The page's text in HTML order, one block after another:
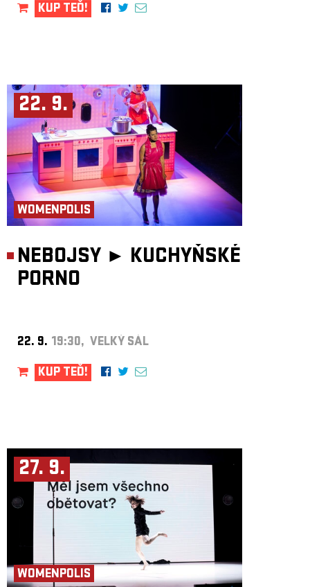
KUP TEĎ!
22. 9.
WOMENPOLIS
NEBOJSY ► KUCHYŇSKÉ
PORNO
22. 9. 19:30, VELKÝ SÁL
KUP TEĎ!
27. 9.
WOMENPOLIS